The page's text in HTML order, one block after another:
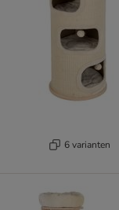
6 varianten